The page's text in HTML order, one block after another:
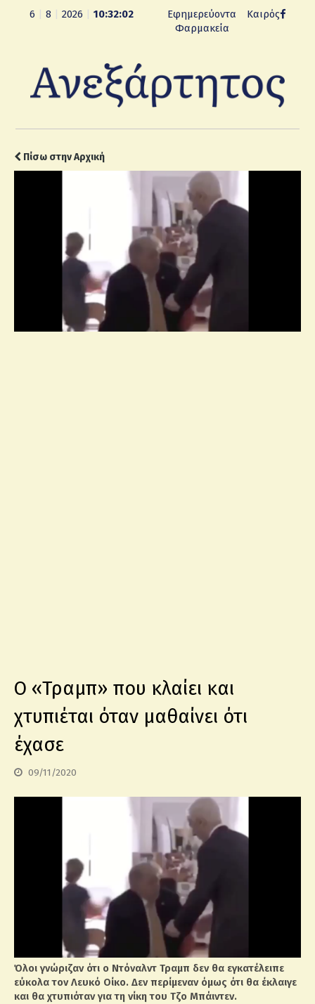
6 8 2026 10:32:03
Εφημερεύοντα
Φαρμακεία
Καιρός
Πίσω στην Αρχική
O «Τραμπ» που κλαίει και
χτυπιέται όταν μαθαίνει ότι
έχασε
09/11/2020
Όλοι γνώριζαν ότι ο Ντόναλντ Τραμπ δεν θα εγκατέλειπε
εύκολα τον Λευκό Οίκο. Δεν περίμεναν όμως ότι θα έκλαιγε
και θα χτυπιόταν για τη νίκη του Τζο Μπάιντεν.